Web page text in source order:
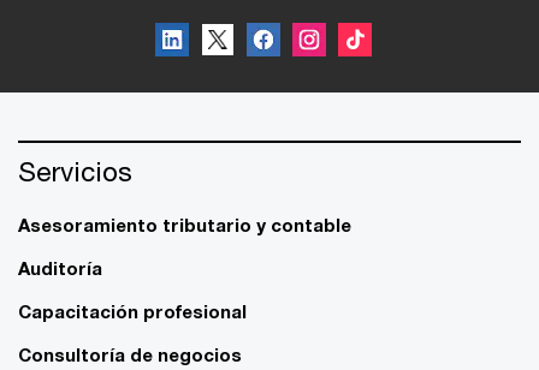
Servicios
Asesoramiento tributario y contable
Auditoría
Capacitación profesional
Consultoría de negocios